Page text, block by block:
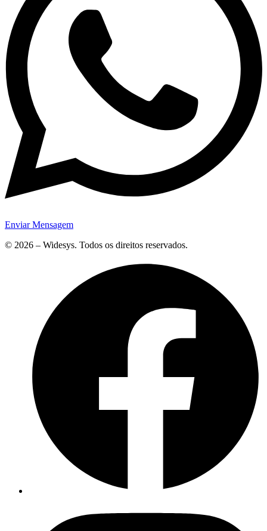
Enviar Mensagem
© 2026 – Widesys. Todos os direitos reservados.